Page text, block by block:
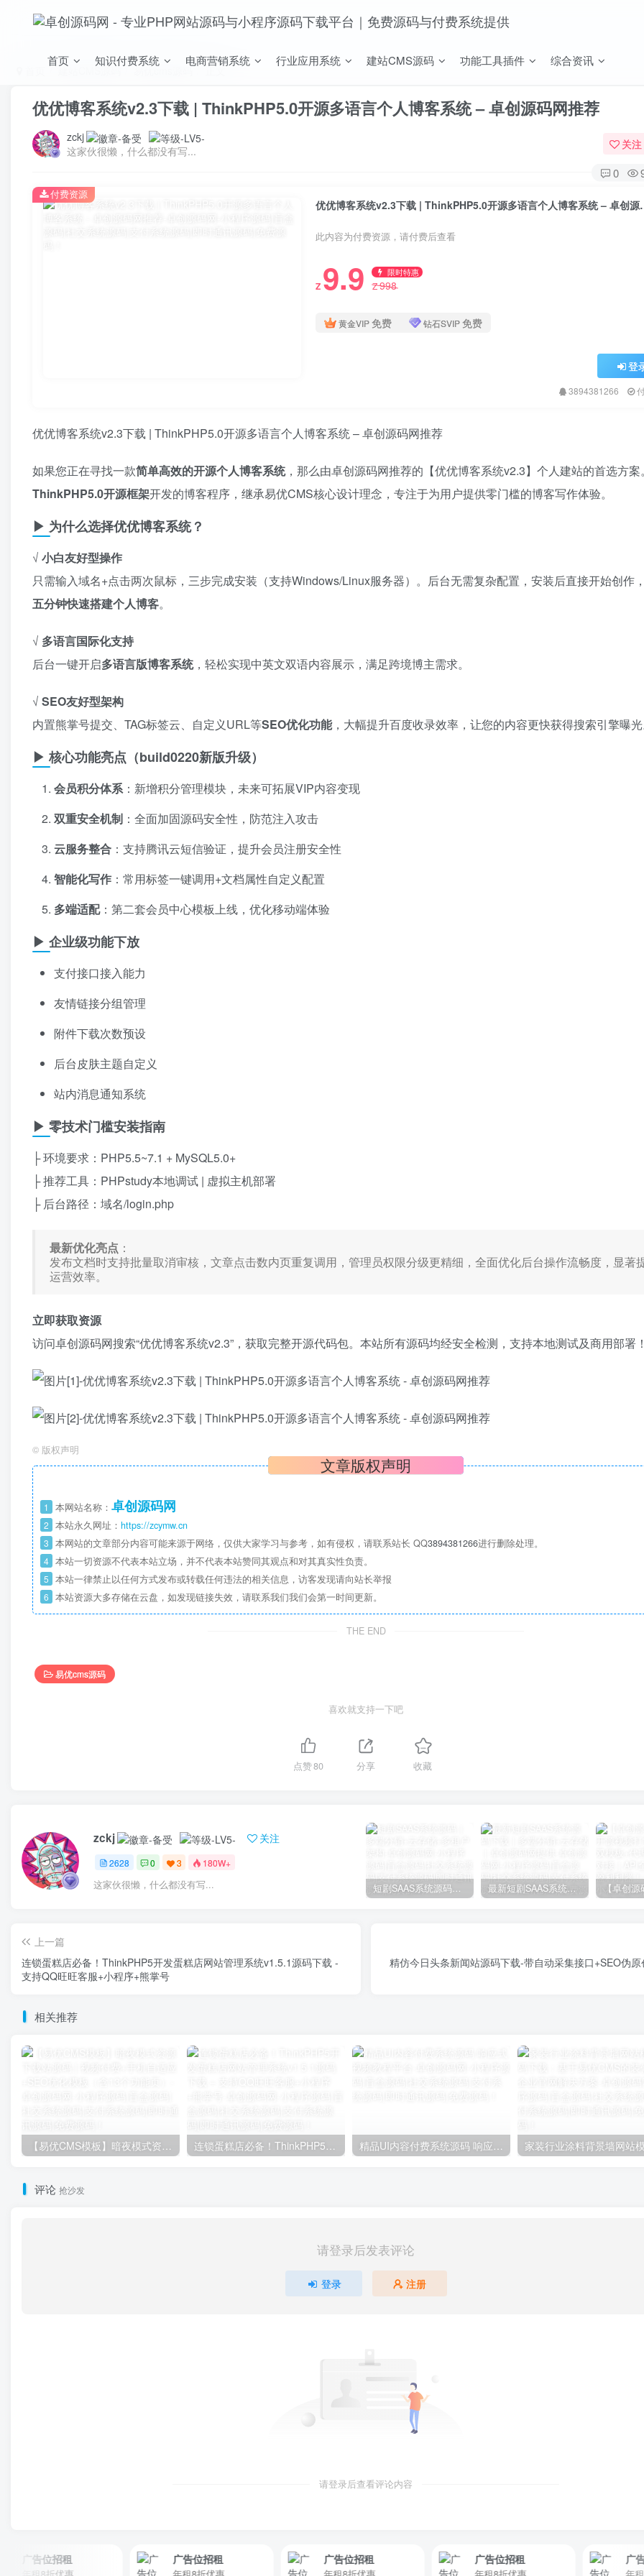
首页 知识付费系统 电商营销系统 行业应用系统 建站CMS源码 功能工具插件 综合资讯
建站CMS源码 易优cms源码 正文
优优博客系统v2.3下载 | ThinkPHP5.0开源多语言个人博客系统 – 卓创源码网推荐
zckj
这家伙很懒，什么都没有写...
关注
0
优优博客系统v2.3
此内容为付费资源，请付费后查看
Z 9.9 限时特惠
Z998
黄金VIP免费 钻石SVIP免费
登
3894381266
付费资源
优优博客系统v2.3下载 | ThinkPHP5.0开源多语言个人博客系统 – 卓创源码网推荐
如果您正在寻找一款简单高效的开源个人博客系统，那么由卓创源码网推荐的【优优博客系统v2.3】个人建站的首选方
ThinkPHP5.0开源框架开发的博客程序，继承易优CMS核心设计理念，专注于为用户提供零门槛的博客写作体验。
▶ 为什么选择优优博客系统？
√ ​ 小白友好型操作
只需输入域名+点击两次鼠标，三步完成安装（支持Windows/Linux服务器）。后台无需复杂配置，安装后直接开始创作
五分钟快速搭建个人博客。
√ ​ 多语言国际化支持
后台一键开启多语言版博客系统，轻松实现中英文双语内容展示，满足跨境博主需求。
√ ​ SEO友好型架构
内置熊掌号提交、TAG标签云、自定义URL等SEO优化功能，大幅提升百度收录效率，让您的内容更快获得搜索引擎曝
▶ 核心功能亮点（build0220新版升级）
会员积分体系：新增积分管理模块，未来可拓展VIP内容变现
双重安全机制 ：全面加固源码安全性，防范注入攻击
云服务整合 ：支持腾讯云短信验证，提升会员注册安全性
智能化写作 ：常用标签一键调用+文档属性自定义配置
多端适配：第二套会员中心模板上线，优化移动端体验
▶ 企业级功能下放
支付接口接入能力
友情链接分组管理
附件下载次数预设
后台皮肤主题自定义
站内消息通知系统
▶ 零技术门槛安装指南
├ 环境要求：PHP5.5~7.1 + MySQL5.0+
├ 推荐工具：PHPstudy本地调试 | 虚拟主机部署
├ 后台路径：域名/login.php
最新优化亮点 ：
发布文档时支持批量取消审核，文章点击数内页重复调用，管理员权限分级更精细，全面优化后台操作流畅度，显著
运营效率。
立即获取资源
访问卓创源码网搜索“优优博客系统v2.3”，获取完整开源代码包。本站所有源码均经安全检测，支持本地测试及商用部署
© 版权声明
文章版权声明
1 本网站名称： 卓创源码网
2 本站永久网址： https://zcymw.cn
3 本网站的文章部分内容可能来源于网络，仅供大家学习与参考，如有侵权，请联系站长 QQ3894381266进行删除处理。
4 本站一切资源不代表本站立场，并不代表本站赞同其观点和对其真实性负责。
5 本站一律禁止以任何方式发布或转载任何违法的相关信息，访客发现请向站长举报
6 本站资源大多存储在云盘，如发现链接失效，请联系我们我们会第一时间更新。
THE END
易优cms源码
喜欢就支持一下吧
点赞80 分享 收藏
zckj 关注
2628 0 3 180W+
这家伙很懒，什么都没有写... 短剧SAAS系统源码｜多端分销+云存储+多租户架构 最新短剧SAAS系统源码下载｜多端分销+云存储｜卓创源码网提供
上一篇
连锁蛋糕店必备！ThinkPHP5开发蛋糕店网站管理系统v1.5.1源码下载 -
支持QQ旺旺客服+小程序+熊掌号
精仿今日头条新闻站源码下载-带自动采集接口+SEO伪
相关推荐
【易优CMS模板】暗夜模式资源下载站源码 | 视频付费+手机自适应+SEO优化模板（含13个功能页） 连锁蛋糕店必备！ThinkPHP5开发蛋糕店网站管理系统v1.5.1源码下载 – 支持QQ旺旺客服+小程序+熊掌号 精品UI内容付费系统源码 响应式视频教程平台
评论 抢沙发
请登录后发表评论
登录 注册
请登录后查看评论内容
告位招租 广告位招租 广告位招租 广告位招租 广告位